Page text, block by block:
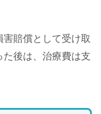
賠償として受け取
た後は、治療費は支